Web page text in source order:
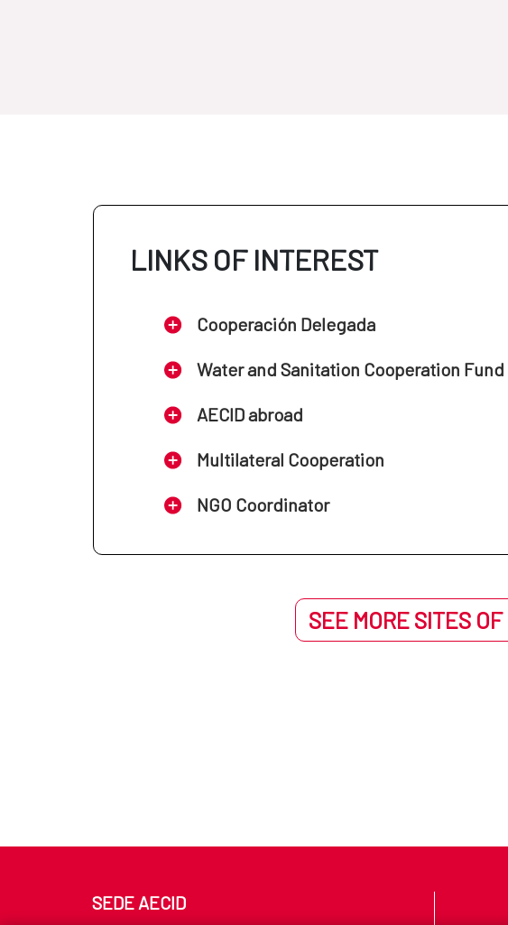
LINKS OF INTEREST
Cooperación Delegada
Water and Sanitation Cooperation Fund
AECID abroad
Multilateral Cooperation
NGO Coordinator
SEE MORE SITES
SEDE AECID